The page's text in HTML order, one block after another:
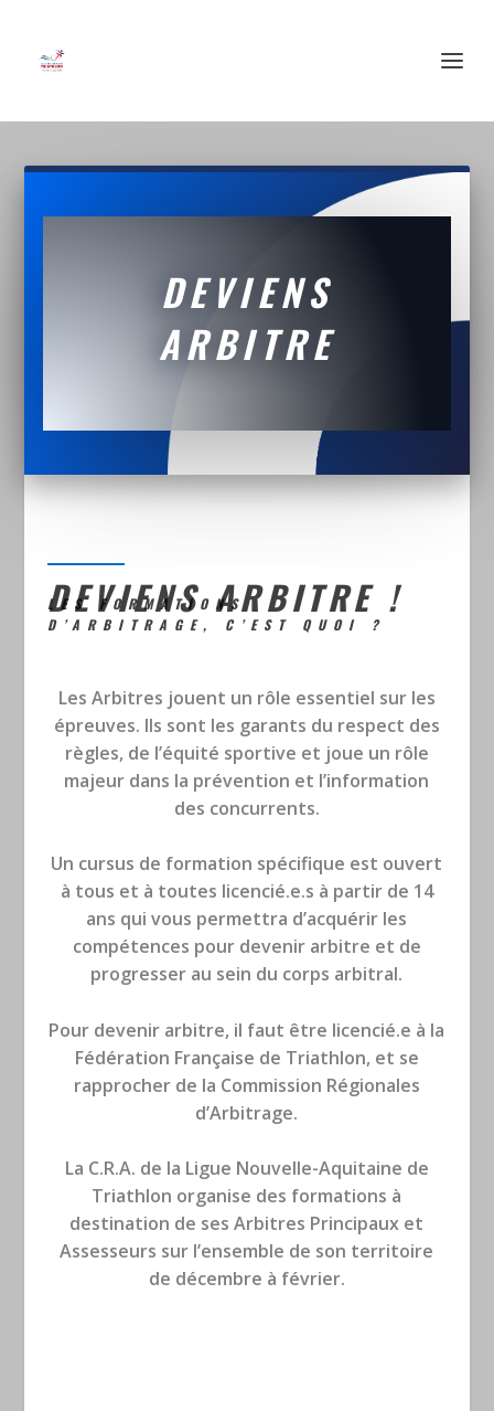
DEVIENS
ARBITRE
DEVIENS ARBITRE !
LES FORMATIONS
D’ARBITRAGE, C’EST QUOI ?
Les Arbitres jouent un rôle essentiel sur les
épreuves. Ils sont les garants du respect des
règles, de l’équité sportive et joue un rôle
majeur dans la prévention et l’information
des concurrents.
Un cursus de formation spécifique est ouvert
à tous et à toutes licencié.e.s à partir de 14
ans qui vous permettra d’acquérir les
compétences pour devenir arbitre et de
progresser au sein du corps arbitral.
Pour devenir arbitre, il faut être licencié.e à la
Fédération Française de Triathlon, et se
rapprocher de la Commission Régionales
d’Arbitrage.
La C.R.A. de la Ligue Nouvelle-Aquitaine de
Triathlon organise des formations à
destination de ses Arbitres Principaux et
Assesseurs sur l’ensemble de son territoire
de décembre à février.